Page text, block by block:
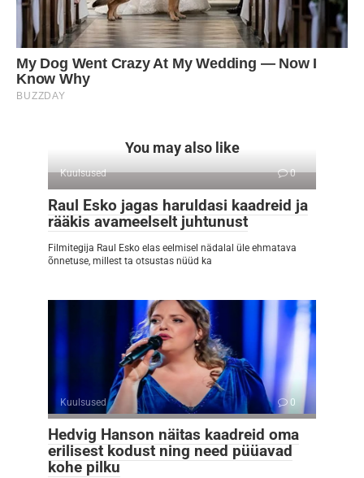
You may also like
Kuulsused 0
Raul Esko jagas haruldasi kaadreid ja
rääkis avameelselt juhtunust
Filmitegija Raul Esko elas eelmisel nädalal üle ehmatava
õnnetuse, millest ta otsustas nüüd ka
Kuulsused 0
Hedvig Hanson näitas kaadreid oma
erilisest kodust ning need püüavad
kohe pilku